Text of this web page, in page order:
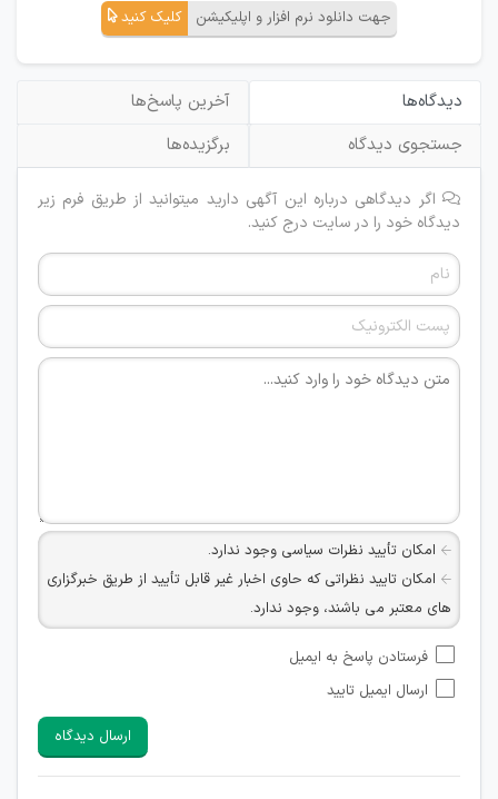
جهت دانلود نرم افزار و اپلیکیشن کلیک کنید
دیدگاه‌ها
آخرین پاسخ‌ها
جستجوی دیدگاه
برگزیده‌ها
اگر دیدگاهی درباره این آگهی دارید میتوانید از طریق فرم زیر
دیدگاه خود را در سایت درج کنید.
امکان تأیید نظرات سیاسی وجود ندارد.
امکان تایید نظراتی که حاوی اخبار غیر قابل تأیید از طریق خبرگزاری
های معتبر می باشند، وجود ندارد.
شبکه های مجازی ارتباطی می باشند وجود ندارد.
امکان تأیید نظرات کاربرانی که به هر طریقی قصد مأیوس کردن
هرگونه تحریک، تحقیر و کنایه به سایر افراد (مسئول و غیر مسئول)
غیر مجاز می باشد.
فرستادن پاسخ به ایمیل
ارسال ایمیل تایید
ارسال دیدگاه